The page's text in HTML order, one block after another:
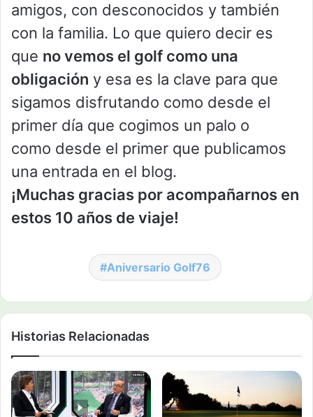
amigos, con desconocidos y también
con la familia. Lo que quiero decir es
que no vemos el golf como una
obligación y esa es la clave para que
sigamos disfrutando como desde el
primer día que cogimos un palo o
como desde el primer que publicamos
una entrada en el blog.
¡Muchas gracias por acompañarnos en
estos 10 años de viaje!
Aniversario Golf76
Historias Relacionadas